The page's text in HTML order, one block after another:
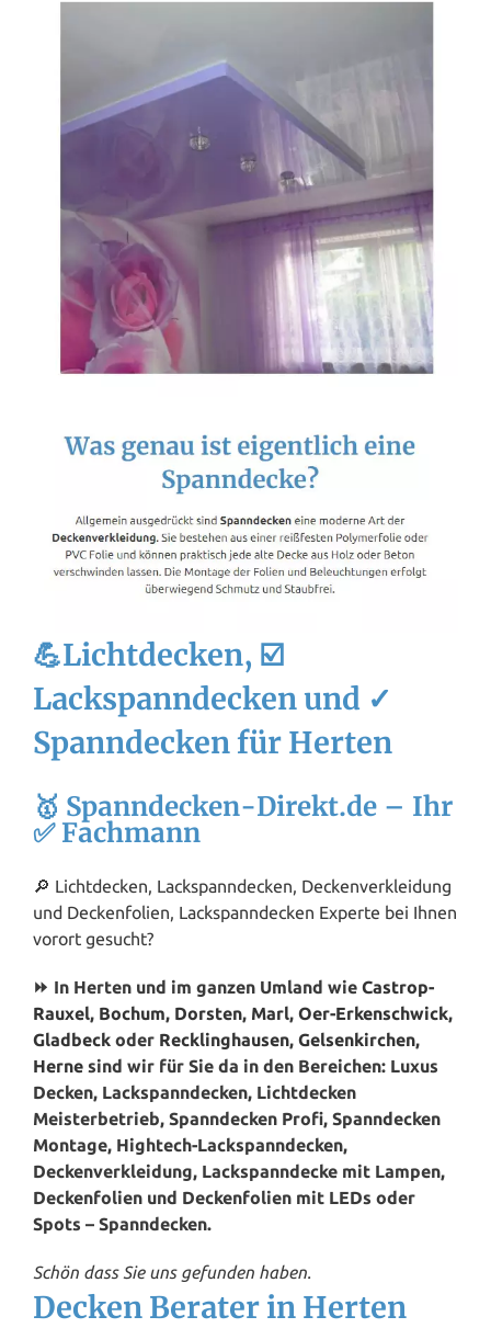
💪Lichtdecken, ☑️
Lackspanndecken und ✓
Spanndecken für Herten
🥇 Spanndecken-Direkt.de – Ihr
✅ Fachmann
🔎 Lichtdecken, Lackspanndecken, Deckenverkleidung
und Deckenfolien, Lackspanndecken Experte bei Ihnen
vorort gesucht?
⏩ In Herten und im ganzen Umland wie Castrop-
Rauxel, Bochum, Dorsten, Marl, Oer-Erkenschwick,
Gladbeck oder Recklinghausen, Gelsenkirchen,
Herne sind wir für Sie da in den Bereichen: Luxus
Decken, Lackspanndecken, Lichtdecken
Meisterbetrieb, Spanndecken Profi, Spanndecken
Montage, Hightech-Lackspanndecken,
Deckenverkleidung, Lackspanndecke mit Lampen,
Deckenfolien und Deckenfolien mit LEDs oder
Spots – Spanndecken.
Schön dass Sie uns gefunden haben.
Decken Berater in Herten